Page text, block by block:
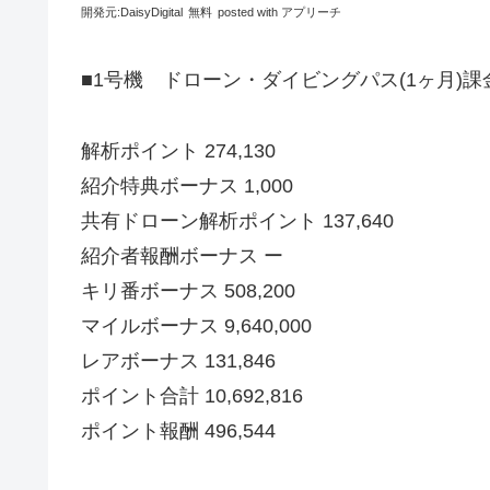
開発元:DaisyDigital 無料 posted with アプリーチ
■1号機 ドローン・ダイビングパス(1ヶ月)課
解析ポイント 274,130
紹介特典ボーナス 1,000
共有ドローン解析ポイント 137,640
紹介者報酬ボーナス ー
キリ番ボーナス 508,200
マイルボーナス 9,640,000
レアボーナス 131,846
ポイント合計 10,692,816
ポイント報酬 496,544